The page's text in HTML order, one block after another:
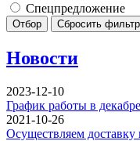
Спецпредложение
Отбор Сбросить фильтр
Новости
2023-12-10
График работы в
2021-10-26
Осуществляем доставку